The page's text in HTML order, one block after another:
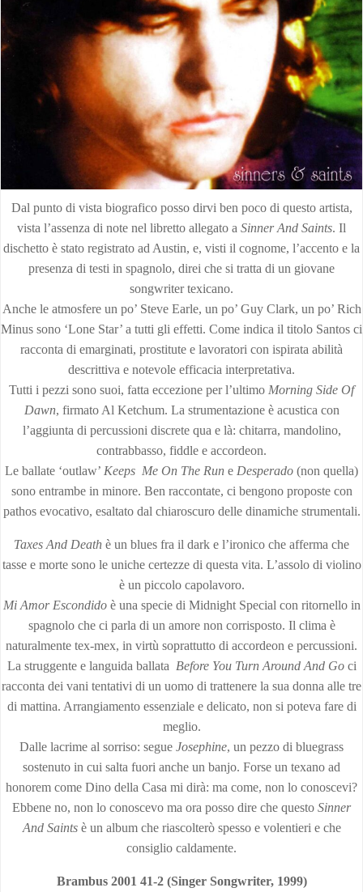
Dal punto di vista biografico posso dirvi ben poco di questo artista,
vista l’assenza di note nel libretto allegato a Sinner And Saints. Il
dischetto è stato registrato ad Austin, e, visti il cognome, l’accento e la
presenza di testi in spagnolo, direi che si tratta di un giovane
songwriter texicano.
Anche le atmosfere un po’ Steve Earle, un po’ Guy Clark, un po’ Rich
Minus sono ‘Lone Star’ a tutti gli effetti. Come indica il titolo Santos ci
racconta di emarginati, prostitute e lavoratori con ispirata abilità
descrittiva e notevole efficacia interpretativa.
Tutti i pezzi sono suoi, fatta eccezione per l’ultimo Morning Side Of
Dawn, firmato Al Ketchum. La strumentazione è acustica con
l’aggiunta di percussioni discrete qua e là: chitarra, mandolino,
contrabbasso, fiddle e accordeon.
Le ballate ‘outlaw’ Keeps Me On The Run e Desperado (non quella)
sono entrambe in minore. Ben raccontate, ci bengono proposte con
pathos evocativo, esaltato dal chiaroscuro delle dinamiche strumentali.
Taxes And Death è un blues fra il dark e l’ironico che afferma che
tasse e morte sono le uniche certezze di questa vita. L’assolo di violino
è un piccolo capolavoro.
Mi Amor Escondidoè una specie di Midnight Special con ritornello in
spagnolo che ci parla di un amore non corrisposto. Il clima è
naturalmente tex-mex, in virtù soprattutto di accordeon e percussioni.
La struggente e languida ballata Before You Turn Around And Goci
racconta dei vani tentativi di un uomo di trattenere la sua donna alle tre
di mattina. Arrangiamento essenziale e delicato, non si poteva fare di
meglio.
Dalle lacrime al sorriso: segue Josephine, un pezzo di bluegrass
sostenuto in cui salta fuori anche un banjo. Forse un texano ad
honorem come Dino della Casa mi dirà: ma come, non lo conoscevi?
Ebbene no, non lo conoscevo ma ora posso dire che questo Sinner
And Saints è un album che riascolterò spesso e volentieri e che
consiglio caldamente.
Brambus 2001 41-2 (Singer Songwriter, 1999)